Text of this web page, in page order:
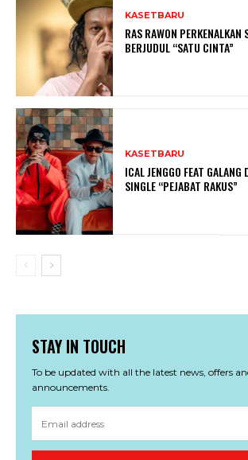
KASETBARU
RAS RAWON PERKENALKAN
BERJUDUL “SATU CINTA”
KASETBARU
ICAL JENGGO FEAT GALANG
SINGLE “PEJABAT RAKUS”
STAY IN TOUCH
To be updated with all the latest news, offers
announcements.